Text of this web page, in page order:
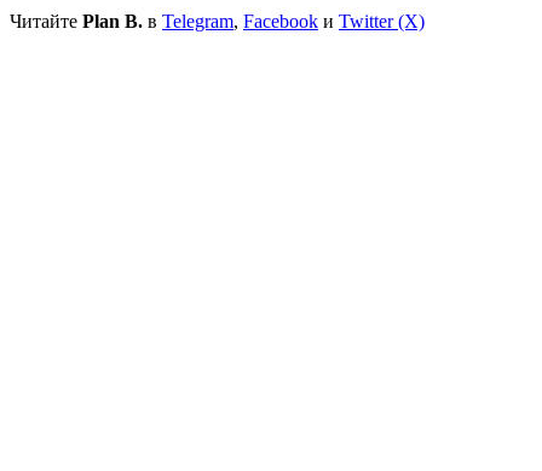
Читайте Plan B. в Telegram, Facebook и Twitter (X)